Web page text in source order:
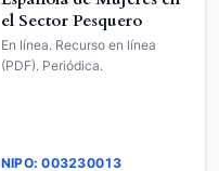
el Sector Pesquero
En línea. Recurso en línea
(PDF). Periódica.
NIPO: 003230013